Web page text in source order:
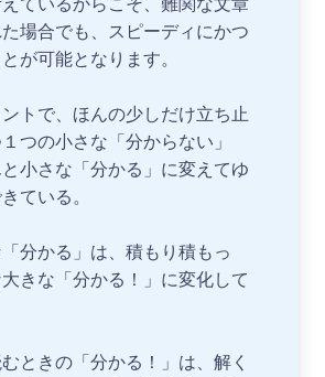
場合でも、スピーディにかつ
が可能となります。
トで、ほんの少しだけ立ち止
つの小さな「分からない」
小さな「分かる」に変えてゆ
ている。
分かる」は、積もり積もっ
きな「分かる！」に変化して
ときの「分かる！」は、解く